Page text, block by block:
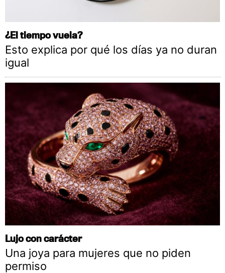
¿El tiempo vuela?
Esto explica por qué los días ya no duran
igual
Lujo con carácter
Una joya para mujeres que no piden
permiso